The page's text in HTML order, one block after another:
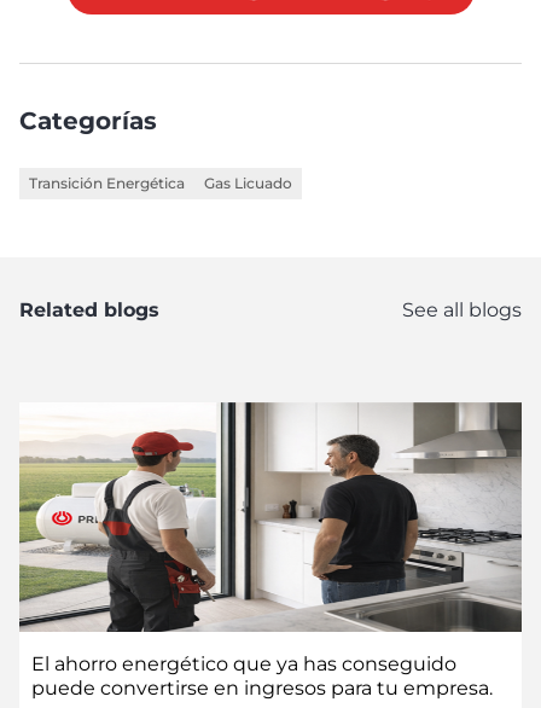
Categorías
Transición Energética Gas Licuado
Related blogs See all blogs
El ahorro energético que ya has conseguido
puede convertirse en ingresos para tu empresa.